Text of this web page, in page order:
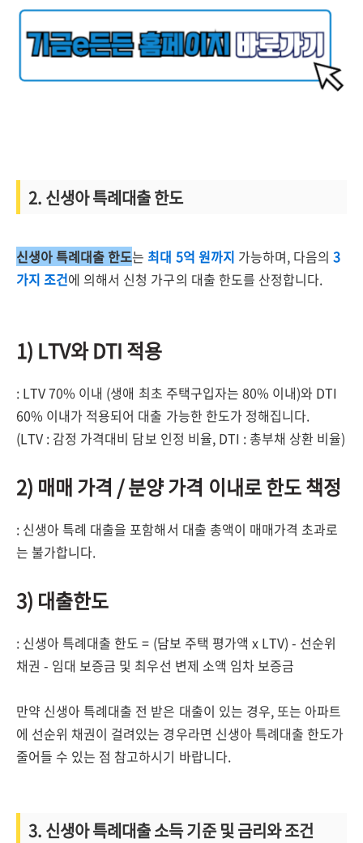
2. 신생아 특례대출 한도
신생아 특례대출 한도는 최대 5억 원까지 가능하며, 다음의3
가지 조건에 의해서 신청 가구의 대출 한도를 산정합니다.
1) LTV와 DTI 적용
: LTV 70% 이내 (생애 최초 주택구입자는 80% 이내)와 DTI
60% 이내가 적용되어 대출 가능한 한도가 정해집니다.
(LTV : 감정 가격대비 담보 인정 비율, DTI : 총부채 상환 비율)
2) 매매 가격 / 분양 가격 이내로 한도 책정
: 신생아 특례 대출을 포함해서 대출 총액이 매매가격 초과로
는 불가합니다.
3) 대출한도
: 신생아 특례대출 한도 = (담보 주택 평가액 x LTV) - 선순위
채권 - 임대 보증금 및 최우선 변제 소액 임차 보증금
만약 신생아 특례대출 전 받은 대출이 있는 경우, 또는 아파트
에 선순위 채권이 걸려있는 경우라면 신생아 특례대출 한도가
줄어들 수 있는 점 참고하시기 바랍니다.
3. 신생아 특례대출 소득 기준 및 금리와 조건